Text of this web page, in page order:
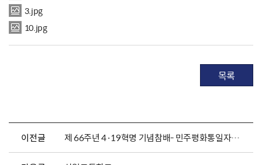
3.jpg
10.jpg
목록
이전글 제 66주년 4·19혁명 기념참배- 민주평화통일자문회의 도봉협의회